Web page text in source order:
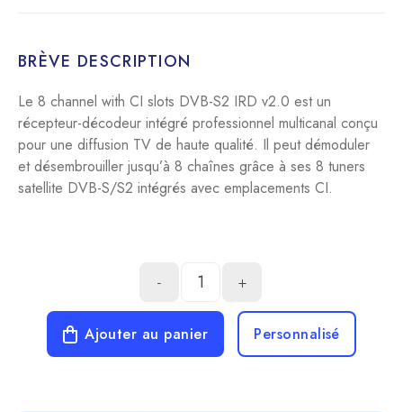
BRÈVE DESCRIPTION
Le 8 channel with CI slots DVB-S2 IRD v2.0 est un
récepteur-décodeur intégré professionnel multicanal conçu
pour une diffusion TV de haute qualité. Il peut démoduler
et désembrouiller jusqu’à 8 chaînes grâce à ses 8 tuners
satellite DVB-S/S2 intégrés avec emplacements CI.
- +
Ajouter au panier Personnalisé